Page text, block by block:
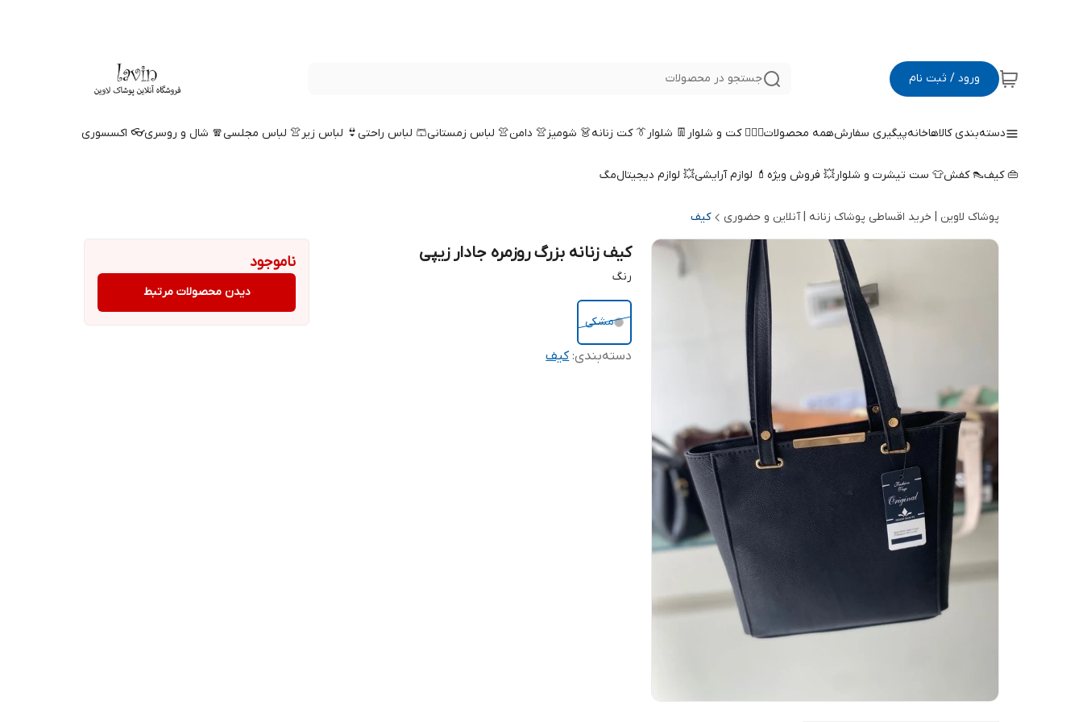
ورود / ثبت نام جستجو در محصولات
دسته‌بندی کالاهاخانهپیگیری سفارشهمه محصولات🤵🏻‍♀️ کت و شلوار 👖 شلوار👔 کت زنانه👗 شومیز👚 دامن👚 لباس زمستانی🩳 لباس راحتی👙 لباس زیر👚 لباس مجلسی🧣 شال و روسری👓 اکسسوری
👜 کیف👠 کفش👕 ست تیشرت و شلوار💥 فروش ویژه 💄 لوازم آرایشی💥 لوازم دیجیتالمگ
پوشاک لاوین | خرید اقساطی پوشاک زنانه | آنلاین و حضوری کیف
کیف زنانه بزرگ روزمره جادار زیپی
رنگ
مشکی
دسته‌بندی:کیف
ناموجود
دیدن محصولات مرتبط